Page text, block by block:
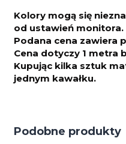
Kolory mogą się
od ustawień monitora.
Podana cena zawiera
Cena dotyczy 1 metra
Kupując kilka sztuk
jednym kawałku.
Podobne produkty